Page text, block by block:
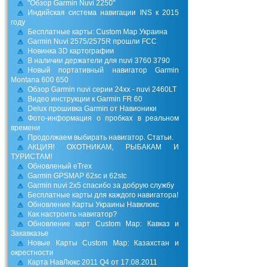
"Обзор Garmin Nuvi 2250"
Индийская система навигации INS к 2015
году
Бесплатные карты: Custom Map Украина
Garmin Nuvi 2575/2575R прошли FCC
Новинка 3D картографии
В наличии держатели для nuvi 3760 3790
Новый портативный навигатор Garmin
Montana 600 650
Обзор Garmin nuvi серии 24xx - nuvi 2460LT
Видео инструкции к Garmin FR 60
Delux прошивка Garmin от Навионики
Фото-информация о пробках в реальном
времени
Продолжаем выбирать навигатор. Статьи.
АКЦИЯ! ОХОТНИКАМ, РЫБАКАМ И
ТУРИСТАМ!
Обновленый eTrex
Garmin GPSMAP 62sc и 62stc
Garmin nuvi 2x5 спасибо за добрую службу
Бесплатные карты для каждого навигатора!
Обновление Карты Украины Навклюкс
Как настроить навигатор?
Обновление карт Custom Map: Кавказ и
Закавказье
Новые Карты Custom Map: Казахстан и
окрестности
Карта НавЛюкс 2011 Q4 от 17.08.2011